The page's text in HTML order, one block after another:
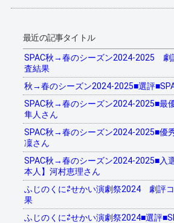
最近の記事タイトル
SPAC秋→春のシーズン2024-2025
査結果
秋→春のシーズン2024-2025■選評
SPAC秋→春のシーズン2024-2025■最
隼人さん
SPAC秋→春のシーズン2024-2025■優
凜さん
SPAC秋→春のシーズン2024-2025■入
本人】河村恵理さん
ふじのくに⇄せかい演劇祭2024 劇評
果
ふじのくに⇄せかい演劇祭2024■選評